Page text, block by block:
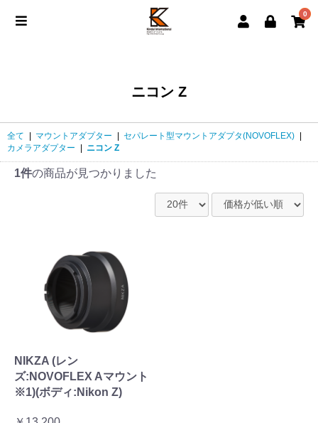
0
ニコン Z
全て マウントアダプター セパレート型マウントアダプタ(NOVOFLEX)
カメラアダプター
ニコン Z
1件の商品が見つかりました
NIKZA (レン
ズ:NOVOFLEX Aマウント
※1)(ボディ:Nikon Z)